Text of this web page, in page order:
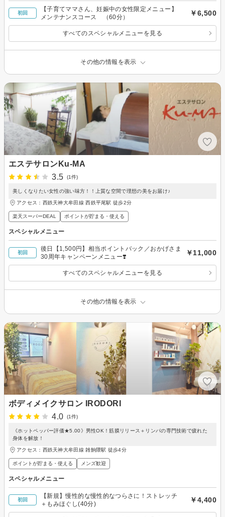
初回
【子育てママさん、妊娠中の女性限定メニュー】
メンテナンスコース （60分）
￥6,500
すべてのスペシャルメニューを見る
その他の情報を表示
エステサロンKu-MA
3.5
(1件)
美しくなりたい女性の強い味方！！上質な空間で理想の美をお届け♪
アクセス：西鉄天神大牟田線 西鉄平尾駅 徒歩2分
楽天スーパーDEAL ポイントが貯まる・使える
スペシャルメニュー
初回
後日【1,500円】相当ポイントバック／おかげさま
30周年キャンペーンメニュー❣️
￥11,000
すべてのスペシャルメニューを見る
その他の情報を表示
ボディメイクサロン IRODORI
4.0
(1件)
《ホットペッパー評価★5.00》男性OK！筋膜リリース＋リンパの専門技術で疲れた
身体を解放！
アクセス：西鉄天神大牟田線 雑餉隈駅 徒歩4分
ポイントが貯まる・使える メンズ歓迎
スペシャルメニュー
初回
【新規】慢性的な慢性的なつらさに！ストレッチ
＋もみほぐし(40分)
￥4,400